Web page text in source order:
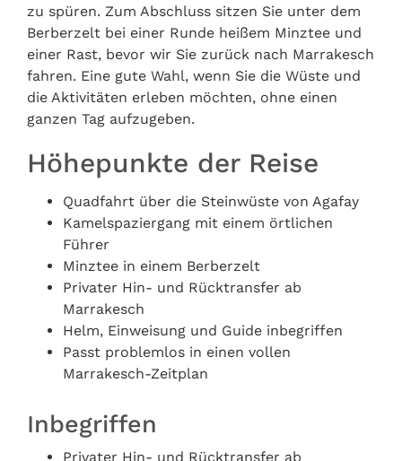
zu spüren. Zum Abschluss sitzen Sie unter dem
Berberzelt bei einer Runde heißem Minztee und
einer Rast, bevor wir Sie zurück nach Marrakesch
fahren. Eine gute Wahl, wenn Sie die Wüste und
die Aktivitäten erleben möchten, ohne einen
ganzen Tag aufzugeben.
Höhepunkte der Reise
Quadfahrt über die Steinwüste von Agafay
Kamelspaziergang mit einem örtlichen
Führer
Minztee in einem Berberzelt
Privater Hin- und Rücktransfer ab
Marrakesch
Helm, Einweisung und Guide inbegriffen
Passt problemlos in einen vollen
Marrakesch-Zeitplan
Inbegriffen
Privater Hin- und Rücktransfer ab